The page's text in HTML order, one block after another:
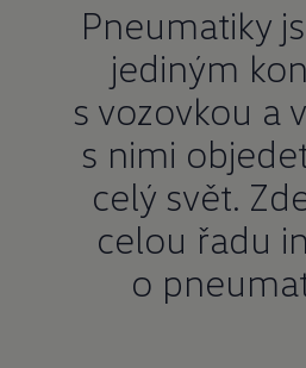
Pneumatiky
jediným
s vozovkou a
s nimi
celý svět.
celou řadu
o